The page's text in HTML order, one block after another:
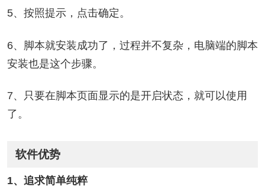
5、按照提示，点击确定。
6、脚本就安装成功了，过程并不复杂，电脑端的脚本
安装也是这个步骤。
7、只要在脚本页面显示的是开启状态，就可以使用
了。
软件优势
1、追求简单纯粹